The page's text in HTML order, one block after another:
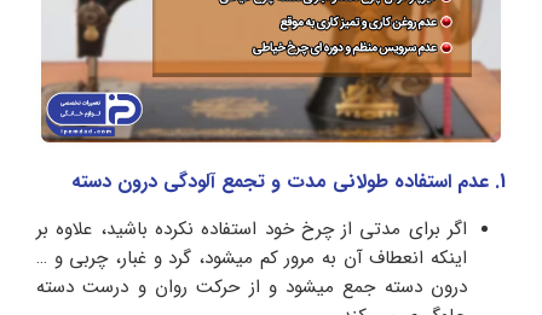
1. عدم استفاده طولانی مدت و تجمع آلودگی درون دسته
اگر برای مدتی از چرخ خود استفاده نکرده باشید، علاوه بر
اینکه انعطاف آن به مرور کم میشود، گرد و غبار، چربی و …
درون دسته جمع میشود و از حرکت روان و درست دسته